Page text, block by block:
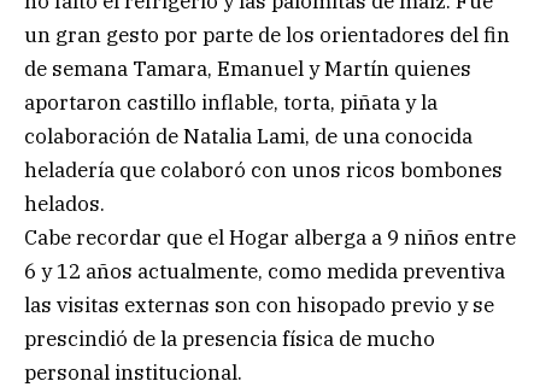
un gran gesto por parte de los orientadores del fin
de semana Tamara, Emanuel y Martín quienes
aportaron castillo inflable, torta, piñata y la
colaboración de Natalia Lami, de una conocida
heladería que colaboró con unos ricos bombones
helados.
Cabe recordar que el Hogar alberga a 9 niños entre
6 y 12 años actualmente, como medida preventiva
las visitas externas son con hisopado previo y se
prescindió de la presencia física de mucho
personal institucional.